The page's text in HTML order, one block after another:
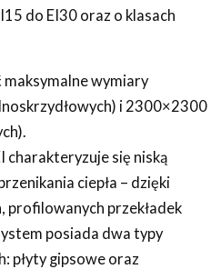
do EI30 oraz o klasach
wymiary
i 2300×2300
charakteryzuje się niską
ciepła – dzięki
profilowanych przekładek
posiada dwa typy
płyty gipsowe oraz